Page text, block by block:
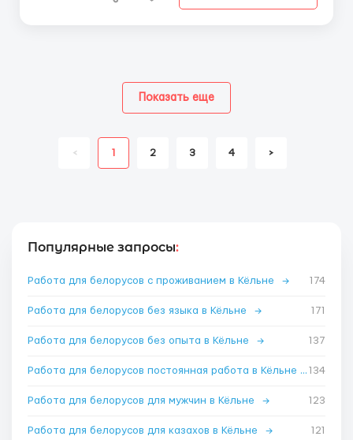
< 1 2 3 4 >
Показать еще
Популярные запросы:
Работа для белорусов с проживанием в Кёльне → 174
Работа для белорусов без языка в Кёльне → 171
Работа для белорусов без опыта в Кёльне → 137
Работа для белорусов постоянная работа в Кёльне→134
Работа для белорусов для мужчин в Кёльне → 123
Работа для белорусов для казахов в Кёльне → 121